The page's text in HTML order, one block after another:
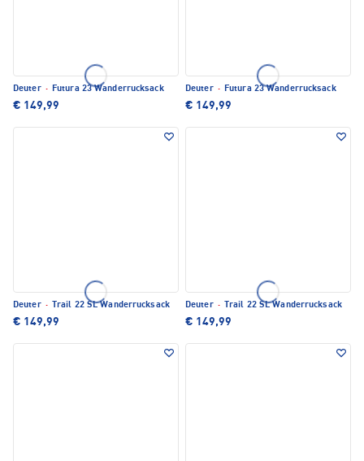
Deuter · Futura 23 Wanderrucksack
€ 149,99
Deuter · Futura 23 Wanderrucksack
€ 149,99
Deuter · Trail 22 SL Wanderrucksack
€ 149,99
Deuter · Trail 22 SL Wanderrucksack
€ 149,99